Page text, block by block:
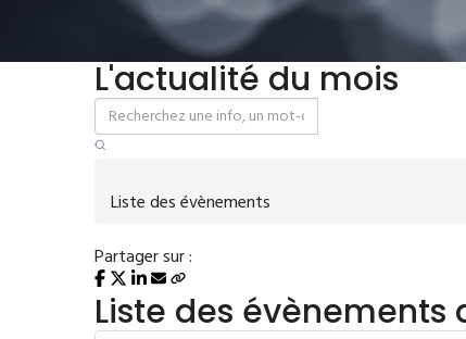
L'actualité du mois
Liste des évènements
Partager sur :
Liste des